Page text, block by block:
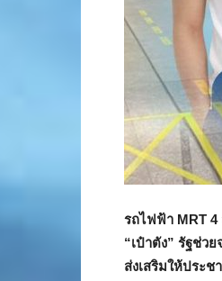
รถไฟฟ้า MRT
“เป๋าตัง” รัฐช่ว
ส่งเสริมให้ประ